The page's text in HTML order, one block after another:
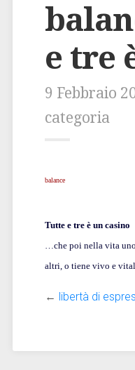
e tre
9 Febbraio
categoria
balance
Tutte e tre è un casino
…che poi nella vita
altri, o tiene vivo e
← libertà di